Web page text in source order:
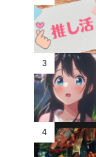
3
4